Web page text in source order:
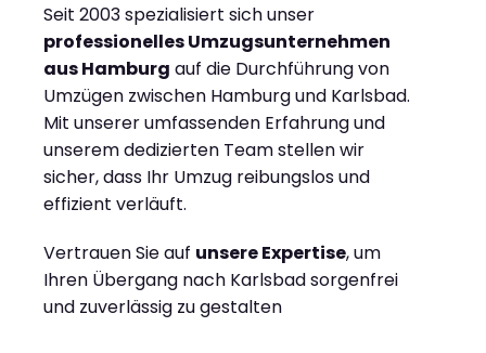
Seit 2003 spezialisiert sich unser
professionelles Umzugsunternehmen
aus Hamburg auf die Durchführung von
Umzügen zwischen Hamburg und Karlsbad.
Mit unserer umfassenden Erfahrung und
unserem dedizierten Team stellen wir
sicher, dass Ihr Umzug reibungslos und
effizient verläuft.
Vertrauen Sie auf unsere Expertise, um
Ihren Übergang nach Karlsbad sorgenfrei
und zuverlässig zu gestalten